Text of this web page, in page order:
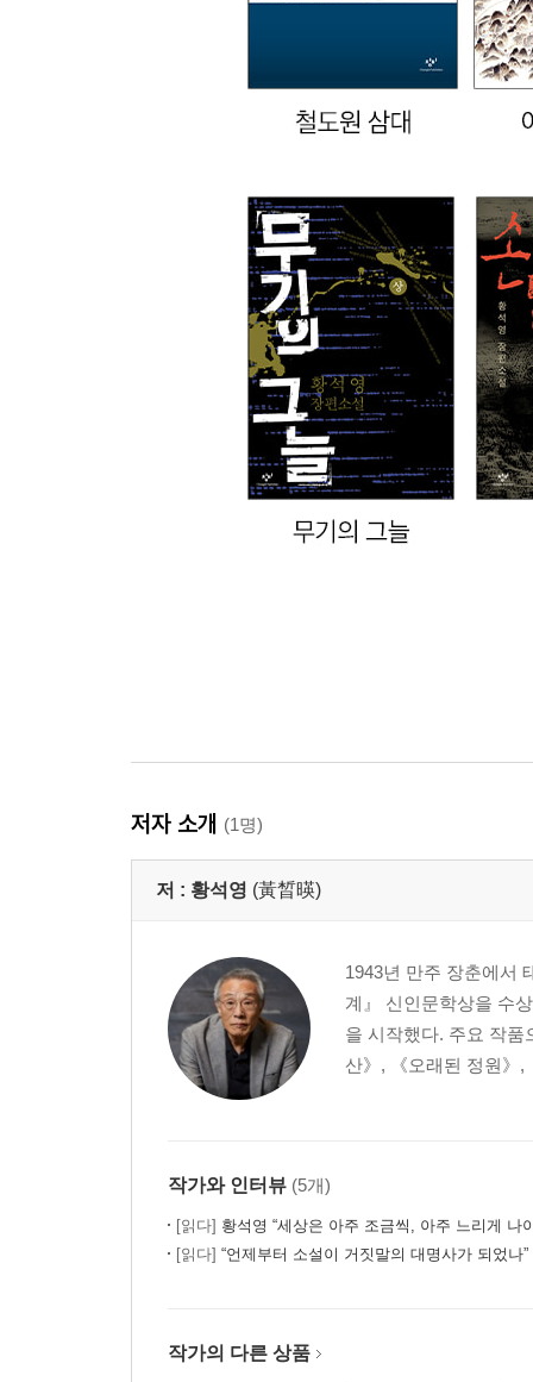
저자 소개 (1명)
저 : 황석영 (黃晳暎)
1943년 만주 장춘에서
계』 신인문학상을 수
을 시작했다. 주요 작품
산》, 《오래된 정원》,
작가와 인터뷰 (5개)
[읽다] 황석영 “세상은 아주 조금씩, 아주 느리게 나
[읽다] “언제부터 소설이 거짓말의 대명사가 되었나
작가의 다른 상품